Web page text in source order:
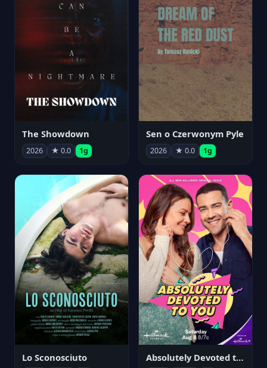
The Showdown
2026 ★ 0.0 1g
Sen o Czerwonym Pyle
2026 ★ 0.0 1g
Lo Sconosciuto Absolutely Devoted to You